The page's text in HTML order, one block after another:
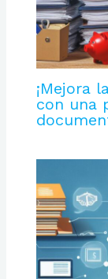
¡Mejora
con una